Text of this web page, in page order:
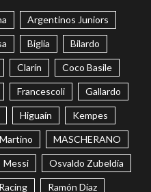
Argentinos Juniors
Biglia Bilardo
Clarín Coco Basile
Francescoli Gallardo
Higuaín Kempes
Martino MASCHERANO
Messi Osvaldo Zubeldía
Racing Ramón Díaz